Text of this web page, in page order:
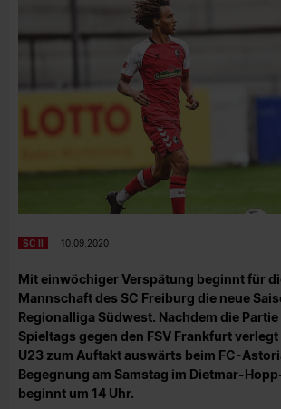
SC II 10.09.2020
Mit einwöchiger Verspätung beginnt für
Mannschaft des SC Freiburg die neue
Regionalliga Südwest. Nachdem die
Spieltags gegen den FSV Frankfurt
U23 zum Auftakt auswärts beim FC-
Begegnung am Samstag im Dietmar-
beginnt um 14 Uhr.